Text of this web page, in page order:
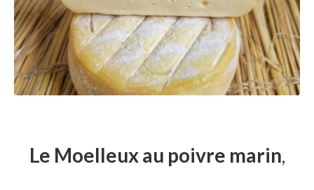
Le Moelleux au poivre marin,